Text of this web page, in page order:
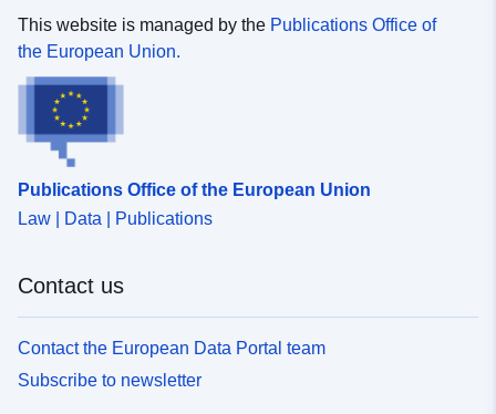
This website is managed by the Publications Office of
the European Union.
Publications Office of the European Union
Law | Data | Publications
Contact us
Contact the European Data Portal team
Subscribe to newsletter